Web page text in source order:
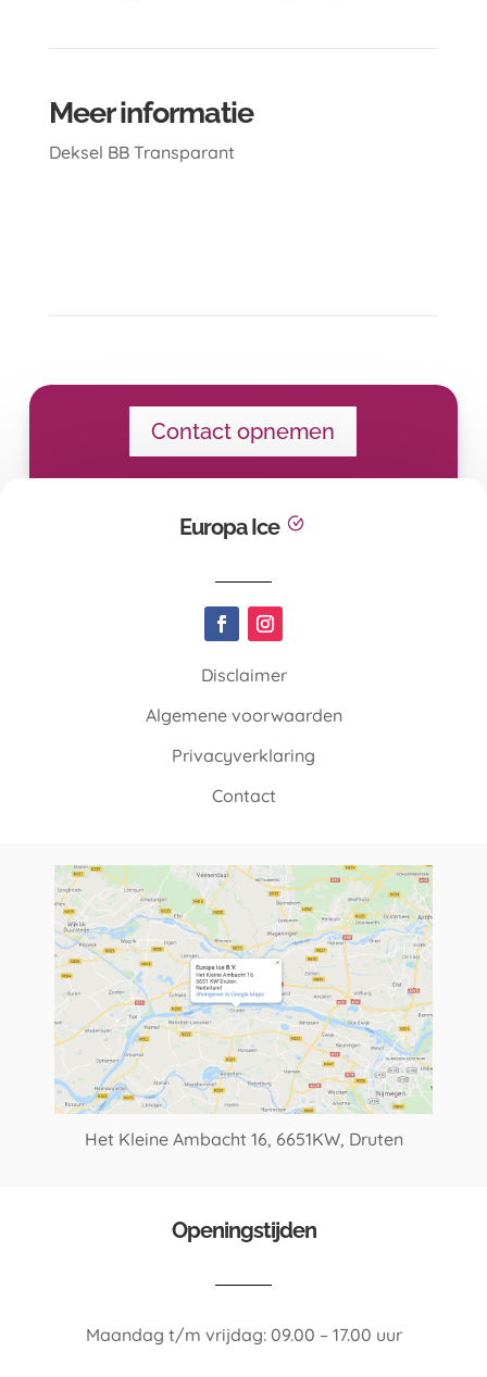
Meer informatie
Deksel BB Transparant
Contact opnemen
Europa Ice
Disclaimer
Algemene voorwaarden
Privacyverklaring
Contact
Het Kleine Ambacht 16, 6651KW, Druten
Openingstijden
Maandag t/m vrijdag: 09.00 – 17.00 uur